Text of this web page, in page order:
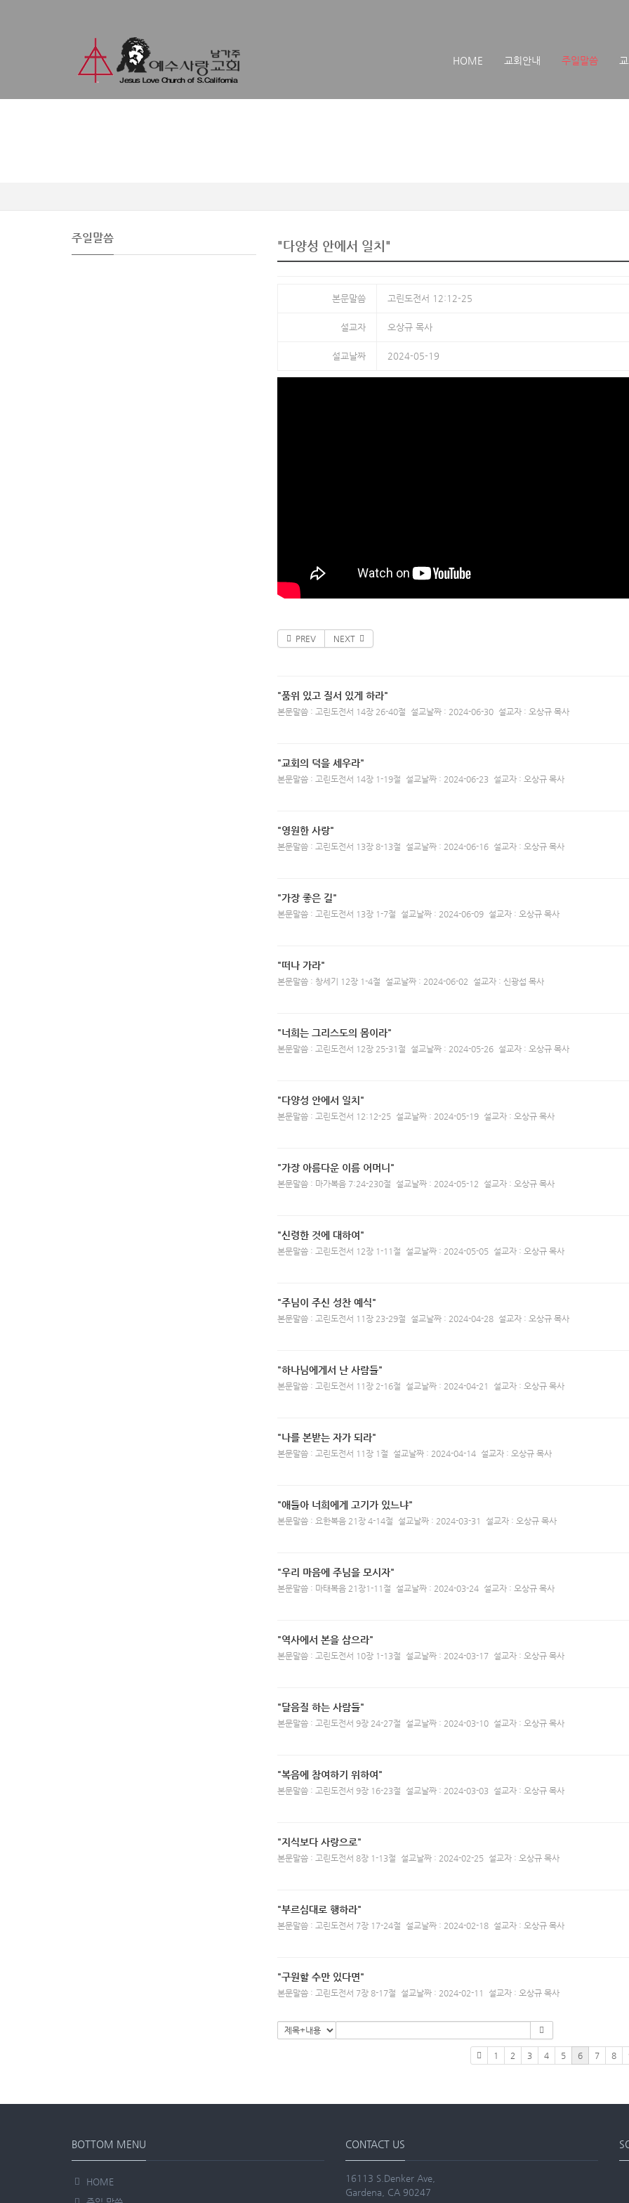
HOME 교회안내 주일말씀
주일말씀
"다양성 안에서 일치"
본문말씀 고린도전서 12:12-25
설교자 오상규 목사
설교날짜 2024-05-19
PREV NEXT
"품위 있고 질서 있게 하라"
본문말씀 : 고린도전서 14장 26-40절 설교날짜 : 2024-06-30 설교자 : 오상규 목사
"교회의 덕을 세우라"
본문말씀 : 고린도전서 14장 1-19절 설교날짜 : 2024-06-23 설교자 : 오상규 목사
"영원한 사랑"
본문말씀 : 고린도전서 13장 8-13절 설교날짜 : 2024-06-16 설교자 : 오상규 목사
"가장 좋은 길"
본문말씀 : 고린도전서 13장 1-7절 설교날짜 : 2024-06-09 설교자 : 오상규 목사
"떠나 가라"
본문말씀 : 창세기 12장 1-4절 설교날짜 : 2024-06-02 설교자 : 신광섭 목사
"너희는 그리스도의 몸이라"
본문말씀 : 고린도전서 12장 25-31절 설교날짜 : 2024-05-26 설교자 : 오상규 목사
"다양성 안에서 일치"
본문말씀 : 고린도전서 12:12-25 설교날짜 : 2024-05-19 설교자 : 오상규 목사
"가장 아름다운 이름 어머니"
본문말씀 : 마가복음 7:24-230절 설교날짜 : 2024-05-12 설교자 : 오상규 목사
"신령한 것에 대하여"
본문말씀 : 고린도전서 12장 1-11절 설교날짜 : 2024-05-05 설교자 : 오상규 목사
"주님이 주신 성찬 예식"
본문말씀 : 고린도전서 11장 23-29절 설교날짜 : 2024-04-28 설교자 : 오상규 목사
"하나님에게서 난 사람들"
본문말씀 : 고린도전서 11장 2-16절 설교날짜 : 2024-04-21 설교자 : 오상규 목사
"나를 본받는 자가 되라"
본문말씀 : 고린도전서 11장 1절 설교날짜 : 2024-04-14 설교자 : 오상규 목사
"애들아 너희에게 고기가 있느냐"
본문말씀 : 요한복음 21장 4-14절 설교날짜 : 2024-03-31 설교자 : 오상규 목사
"우리 마음에 주님을 모시자"
본문말씀 : 마태복음 21장1-11절 설교날짜 : 2024-03-24 설교자 : 오상규 목사
"역사에서 본을 삼으라"
본문말씀 : 고린도전서 10장 1-13절 설교날짜 : 2024-03-17 설교자 : 오상규 목사
"달음질 하는 사람들"
본문말씀 : 고린도전서 9장 24-27절 설교날짜 : 2024-03-10 설교자 : 오상규 목사
"복음에 참여하기 위하여"
본문말씀 : 고린도전서 9장 16-23절 설교날짜 : 2024-03-03 설교자 : 오상규 목사
"지식보다 사랑으로"
본문말씀 : 고린도전서 8장 1-13절 설교날짜 : 2024-02-25 설교자 : 오상규 목사
"부르심대로 행하라"
본문말씀 : 고린도전서 7장 17-24절 설교날짜 : 2024-02-18 설교자 : 오상규 목사
"구원할 수만 있다면"
본문말씀 : 고린도전서 7장 8-17절 설교날짜 : 2024-02-11 설교자 : 오상규 목사
1 2 3 4 5 6 7 8
BOTTOM MENU
HOME
CONTACT US
16113 S.Denker Ave,
Gardena, CA 90247